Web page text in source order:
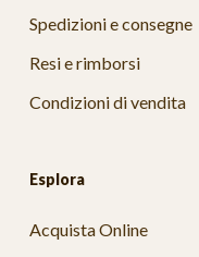
Spedizioni e consegne
Resi e rimborsi
Condizioni di vendita
Esplora
Acquista Online